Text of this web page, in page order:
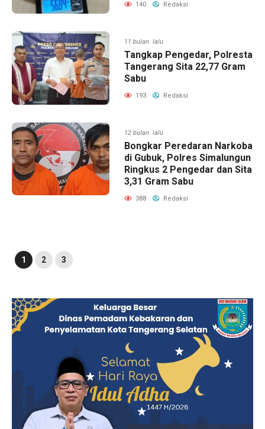
140 Redaksi
11 bulan lalu
Tangkap Pengedar, Polresta
Tangerang Sita 22,77 Gram
Sabu
193 Redaksi
12 bulan lalu
Bongkar Peredaran Narkoba
di Gubuk, Polres Simalungun
Ringkus 2 Pengedar dan Sita
3,31 Gram Sabu
388 Redaksi
1 2 3